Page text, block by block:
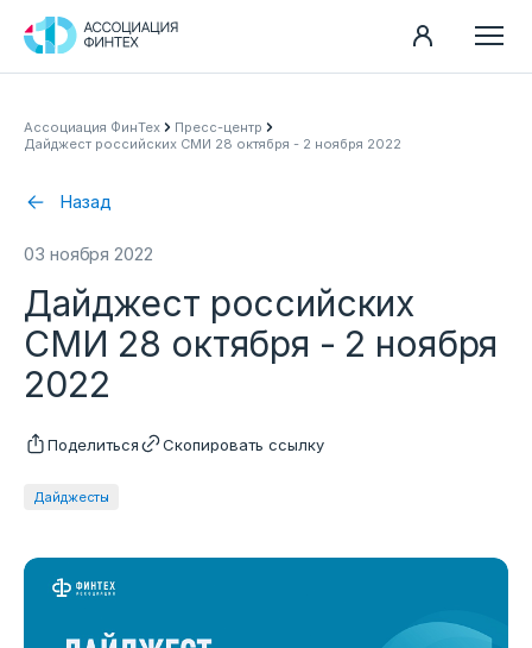
Ассоциация
Пресс-центр
Карьера
Контакты
Документы
Ассоциация ФинТех
Пресс-центр
Дайджест российских СМИ 28 октября - 2 ноября 2022
Назад
03 ноября 2022
Дайджесты
Дайджест российских
СМИ 28 октября - 2 ноября
2022
Поделиться Скопировать ссылку